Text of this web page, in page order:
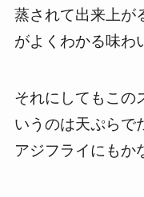
蒸されて出来上が
がよくわかる味わ
それにしてもこの
いうのは天ぷらで
アジフライにもか